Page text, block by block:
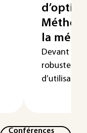
la
Devant
robustesse
d’utilisation
Conférences